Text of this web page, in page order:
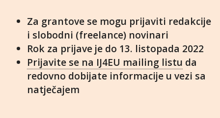
Za grantove se mogu prijaviti redakcije
i slobodni (freelance) novinari
Rok za prijave je do 13. listopada 2022
Prijavite se na IJ4EU mailing listu da
redovno dobijate informacije u vezi sa
natječajem